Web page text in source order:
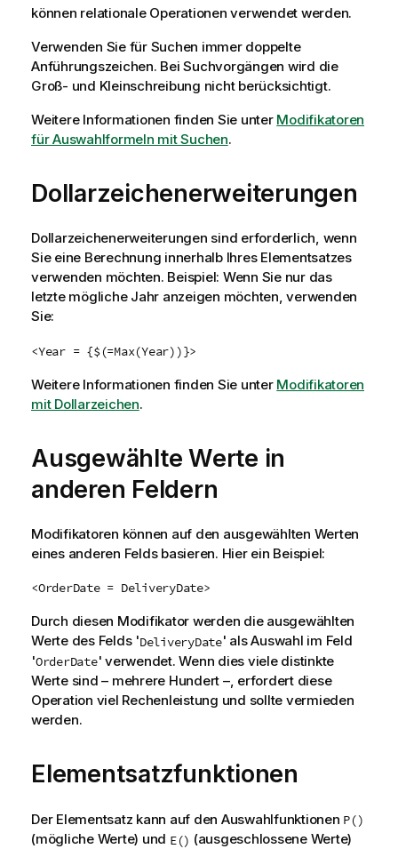
können relationale Operationen verwendet werden.
Verwenden Sie für Suchen immer doppelte
Anführungszeichen. Bei Suchvorgängen wird die
Groß- und Kleinschreibung nicht berücksichtigt.
Weitere Informationen finden Sie unter Modifikatoren
für Auswahlformeln mit Suchen.
Dollarzeichenerweiterungen
Dollarzeichenerweiterungen sind erforderlich, wenn
Sie eine Berechnung innerhalb Ihres Elementsatzes
verwenden möchten. Beispiel: Wenn Sie nur das
letzte mögliche Jahr anzeigen möchten, verwenden
Sie:
<Year = {$(=Max(Year))}>
Weitere Informationen finden Sie unter Modifikatoren
mit Dollarzeichen.
Ausgewählte Werte in
anderen Feldern
Modifikatoren können auf den ausgewählten Werten
eines anderen Felds basieren. Hier ein Beispiel:
<OrderDate = DeliveryDate>
Durch diesen Modifikator werden die ausgewählten
Werte des Felds 'DeliveryDate' als Auswahl im Feld
'OrderDate' verwendet. Wenn dies viele distinkte
Werte sind – mehrere Hundert –, erfordert diese
Operation viel Rechenleistung und sollte vermieden
werden.
Elementsatzfunktionen
Der Elementsatz kann auf den Auswahlfunktionen P()
(mögliche Werte) und E() (ausgeschlossene Werte)